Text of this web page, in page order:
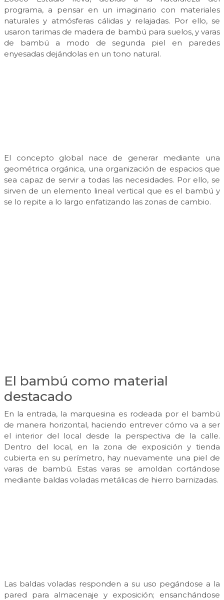
programa, a pensar en un imaginario con materiales
naturales y atmósferas cálidas y relajadas. Por ello, se
usaron tarimas de madera de bambú para suelos, y varas
de bambú a modo de segunda piel en paredes
enyesadas dejándolas en un tono natural.
El concepto global nace de generar mediante una
geométrica orgánica, una organización de espacios que
sea capaz de servir a todas las necesidades. Por ello, se
sirven de un elemento lineal vertical que es el bambú y
se lo repite a lo largo enfatizando las zonas de cambio.
El bambú como material
destacado
En la entrada, la marquesina es rodeada por el bambú
de manera horizontal, haciendo entrever cómo va a ser
el interior del local desde la perspectiva de la calle.
Dentro del local, en la zona de exposición y tienda
cubierta en su perímetro, hay nuevamente una piel de
varas de bambú. Estas varas se amoldan cortándose
mediante baldas voladas metálicas de hierro barnizadas.
Las baldas voladas responden a su uso pegándose a la
pared para almacenaje y exposición; ensanchándose